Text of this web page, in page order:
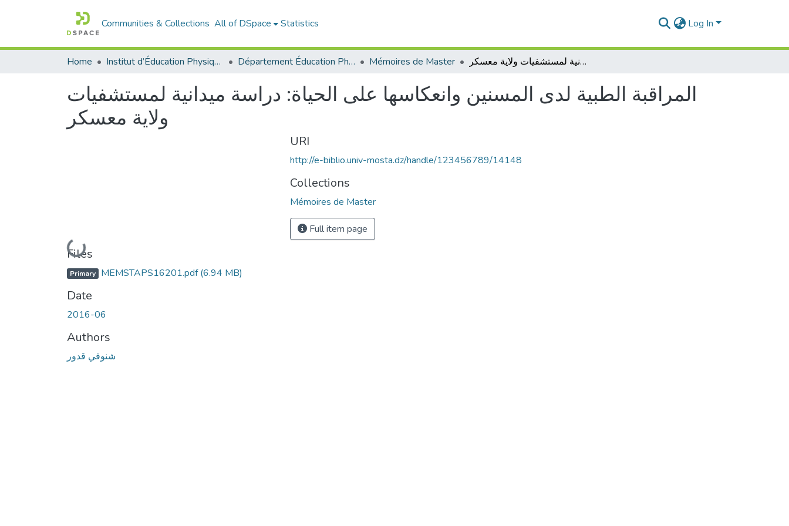
Communities & Collections All of DSpace Statistics Log In
Home Institut d’Éducation Physique et Sportive Département Éducation Physique et Sportive (EPS) Mémoires de Master المراقبة الطبية لدى المسنين وانعكاسها على الحياة: دراسة ميدانية لمستشفيات ولاية معسكر
المراقبة الطبية لدى المسنين وانعكاسها على الحياة: دراسة ميدانية لمستشفيات
ولاية معسكر
Loading...
Files
Primary MEMSTAPS16201.pdf(6.94 MB)
Date
2016-06
Authors
شنوفي قدور
URI
http://e-biblio.univ-mosta.dz/handle/123456789/14148
Collections
Mémoires de Master
Full item page